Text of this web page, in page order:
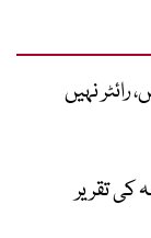
رائٹر نہیں
کی تقریر